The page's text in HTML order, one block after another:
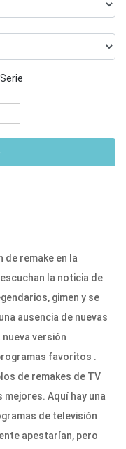
de remake en la
la noticia de
gimen y se
ausencia de nuevas
versión
favoritos .
de remakes de TV
Aquí hay una
de televisión
apestarían, pero